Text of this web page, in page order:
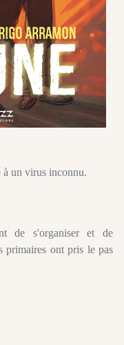
à un virus inconnu.
de s'organiser et de
primaires ont pris le pas